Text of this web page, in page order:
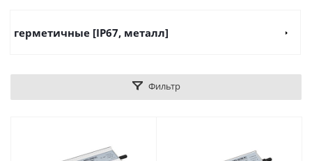
герметичные [IP67, металл]
Фильтр